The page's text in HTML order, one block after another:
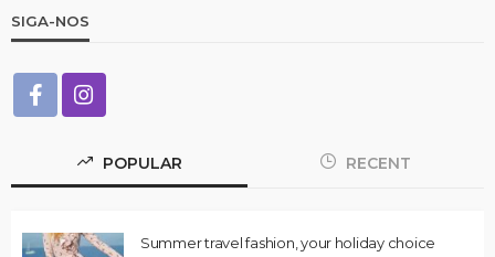
SIGA-NOS
POPULAR RECENT
Summer travel fashion, your holiday choice